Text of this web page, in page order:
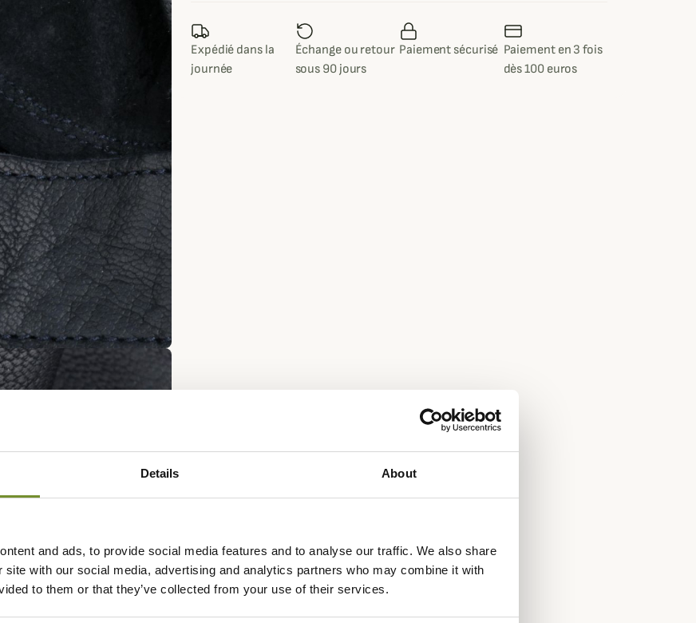
Details About
and ads, to provide social media features and to analyse our traffic. We also share
site with our social media, advertising and analytics partners who may combine it with
to them or that they’ve collected from your use of their services.
Expédié dans la
journée
Échange ou retour
sous 90 jours
Paiement sécurisé Paiement en 3 fois
dès 100 euros